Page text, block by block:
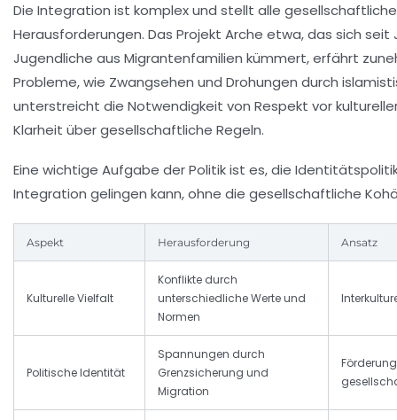
Die Integration ist komplex und stellt alle
Herausforderungen. Das Projekt Arche etwa, das sich seit
Jugendliche aus Migrantenfamilien kümmert, erfährt
Probleme, wie Zwangsehen und Drohungen durch
unterstreicht die Notwendigkeit von Respekt vor
Klarheit über gesellschaftliche Regeln.
Eine wichtige Aufgabe der Politik ist es, die
Integration gelingen kann, ohne die gesellschaftliche
Aspekt Herausforderung Ansatz
Kulturelle Vielfalt
Konflikte durch
unterschiedliche Werte und
Normen
Politische Identität
Spannungen durch
Grenzsicherung und
Migration